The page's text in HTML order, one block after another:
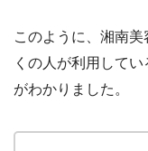
このように、湘南
くの人が利用して
がわかりました。